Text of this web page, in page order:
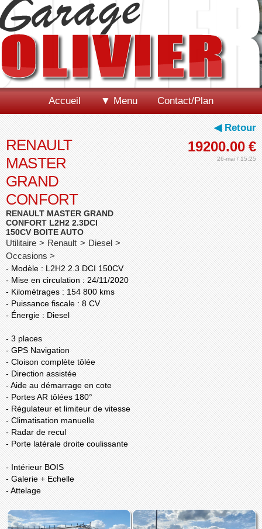
Accueil ▼ Menu Contact/Plan
◀ Retour
19200.00 €
26-mai / 15:25
RENAULT
MASTER
GRAND
CONFORT
RENAULT MASTER GRAND
CONFORT L2H2 2.3DCI
150CV BOITE AUTO
Utilitaire > Renault > Diesel >
Occasions >
- Modèle : L2H2 2.3 DCI 150CV
- Mise en circulation : 24/11/2020
- Kilométrages : 154 800 kms
- Puissance fiscale : 8 CV
- Énergie : Diesel
- 3 places
- GPS Navigation
- Cloison complète tôlée
- Direction assistée
- Aide au démarrage en cote
- Portes AR tôlées 180°
- Régulateur et limiteur de vitesse
- Climatisation manuelle
- Radar de recul
- Porte latérale droite coulissante
- Intérieur BOIS
- Galerie + Echelle
- Attelage